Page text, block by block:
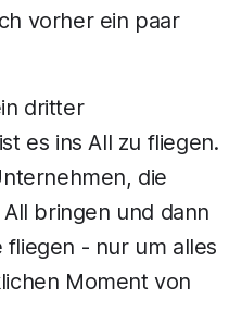
vorher ein paar
dritter
es ins All zu fliegen.
die
bringen und dann
- nur um alles
Moment von